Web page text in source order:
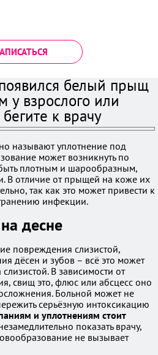
белый прыщ
у взрослого или
к врачу
называют уплотнение под
может возникнуть по
плотным и шарообразным,
В отличие от прыщей на коже их
так как это может привести к
инфекции.
десне
повреждения слизистой,
дёсен и зубов – всё это может
В зависимости от
свищ это, флюс или абсцесс оно
Больной может не
серьёзную интоксикацию
и уплотнениям стоит
показать врачу,
не вызывает